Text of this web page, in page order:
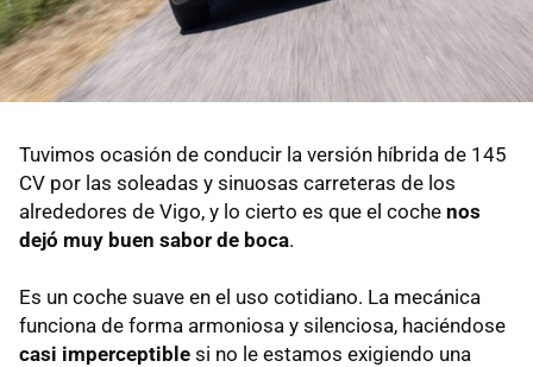
Tuvimos ocasión de conducir la versión híbrida de 145
CV por las soleadas y sinuosas carreteras de los
alrededores de Vigo, y lo cierto es que el coche nos
dejó muy buen sabor de boca.
Es un coche suave en el uso cotidiano. La mecánica
funciona de forma armoniosa y silenciosa, haciéndose
casi imperceptible si no le estamos exigiendo una